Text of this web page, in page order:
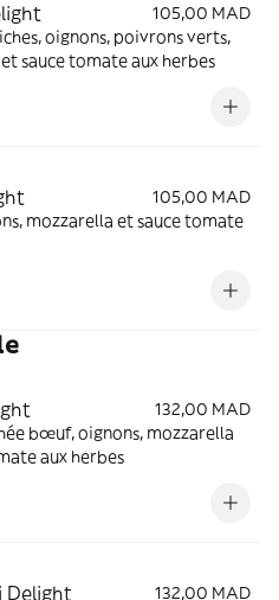
105,00 MAD
oignons, poivrons verts,
sauce tomate aux herbes
105,00 MAD
mozzarella et sauce tomate
132,00 MAD
bœuf, oignons, mozzarella
aux herbes
Delight
132,00 MAD